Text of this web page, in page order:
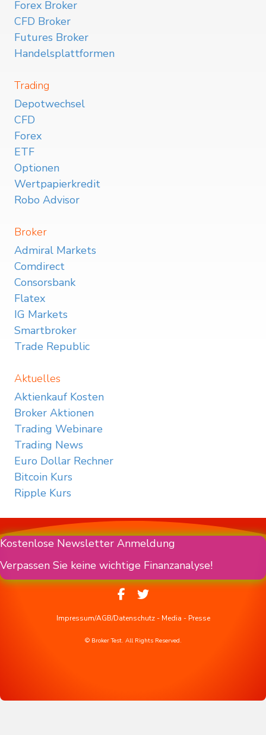
Forex Broker
CFD Broker
Futures Broker
Handelsplattformen
Trading
Depotwechsel
CFD
Forex
ETF
Optionen
Wertpapierkredit
Robo Advisor
Broker
Admiral Markets
Comdirect
Consorsbank
Flatex
IG Markets
Smartbroker
Trade Republic
Aktuelles
Aktienkauf Kosten
Broker Aktionen
Trading Webinare
Trading News
Euro Dollar Rechner
Bitcoin Kurs
Ripple Kurs
Kostenlose Newsletter Anmeldung
Verpassen Sie keine wichtige Finanzanalyse!
Impressum/AGB/Datenschutz- Media - Presse
© Broker Test. All Rights Reserved.